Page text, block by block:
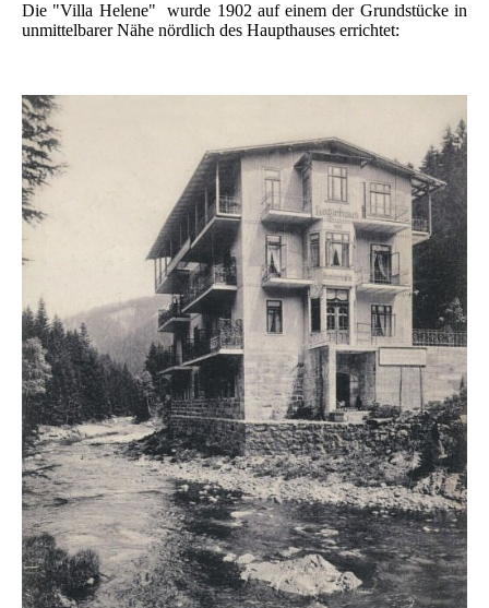
Die "Villa Helene" wurde 1902 auf einem der Grundstücke in
unmittelbarer Nähe nördlich des Haupthauses errichtet: